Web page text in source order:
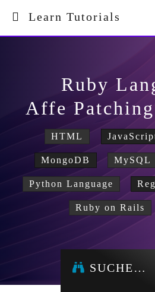
Learn Tutorials
Ruby
Affe
HTML
MongoDB MySQL
Python Language
Ruby on Rails
SUCHE…